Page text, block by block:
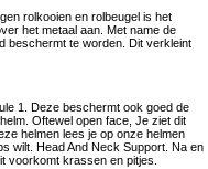
rolkooien en rolbeugel is het
het metaal aan. Met name de
beschermt te worden. Dit verkleint
1. Deze beschermt ook goed de
Oftewel open face, Je ziet dit
helmen lees je op onze helmen
wilt. Head And Neck Support. Na en
voorkomt krassen en pitjes.